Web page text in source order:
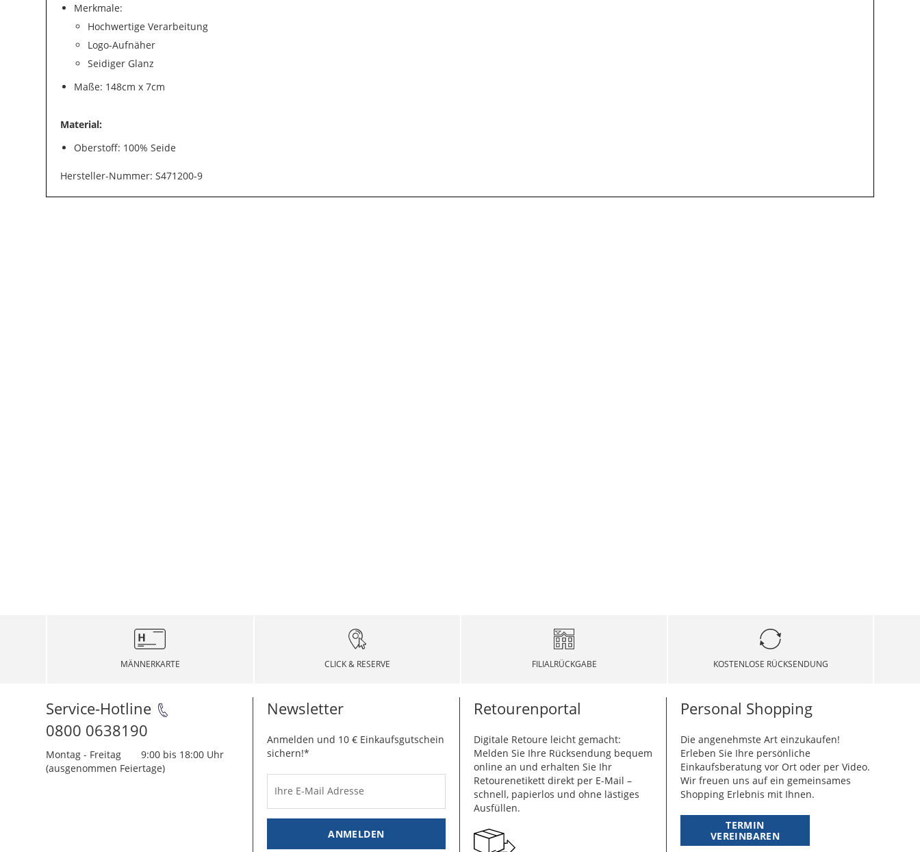
Merkmale:
Hochwertige Verarbeitung
Logo-Aufnäher
Seidiger Glanz
Maße: 148cm x 7cm
Material:
Oberstoff: 100% Seide
Hersteller-Nummer: S471200-9
MÄNNERKARTE CLICK & RESERVE FILIALRÜCKGABE KOSTENLOSE RÜCKSENDUNG
Service-Hotline
0800 0638190
Montag - Freitag
9:00 bis 18:00 Uhr
(ausgenommen Feiertage)
Newsletter
Anmelden und 10 € Einkaufsgutschein
sichern!*
Ihre E-Mail Adresse
ANMELDEN
Retourenportal
Digitale Retoure leicht gemacht:
Melden Sie Ihre Rücksendung bequem
online an und erhalten Sie Ihr
Retourenetikett direkt per E-Mail –
schnell, papierlos und ohne lästiges
Ausfüllen.
Personal Shopping
Die angenehmste Art einzukaufen!
Erleben Sie Ihre persönliche
Einkaufsberatung vor Ort oder per Video.
Wir freuen uns auf ein gemeinsames
Shopping Erlebnis mit Ihnen.
TERMIN
VEREINBAREN